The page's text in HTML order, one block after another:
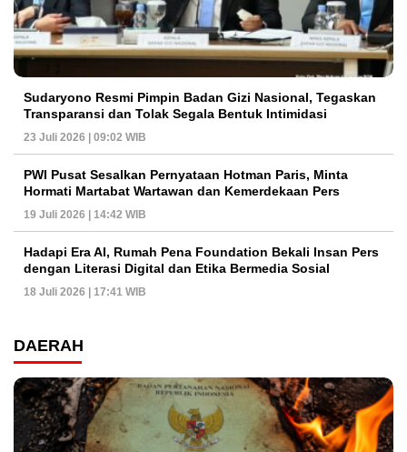
Sudaryono Resmi Pimpin Badan Gizi Nasional, Tegaskan
Transparansi dan Tolak Segala Bentuk Intimidasi
23 Juli 2026 | 09:02 WIB
PWI Pusat Sesalkan Pernyataan Hotman Paris, Minta
Hormati Martabat Wartawan dan Kemerdekaan Pers
19 Juli 2026 | 14:42 WIB
Hadapi Era AI, Rumah Pena Foundation Bekali Insan Pers
dengan Literasi Digital dan Etika Bermedia Sosial
18 Juli 2026 | 17:41 WIB
DAERAH